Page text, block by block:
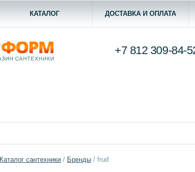
КАТАЛОГ ДОСТАВКА И ОПЛАТА
+7 812 309-84-
Каталог сантехники / Бренды / frud